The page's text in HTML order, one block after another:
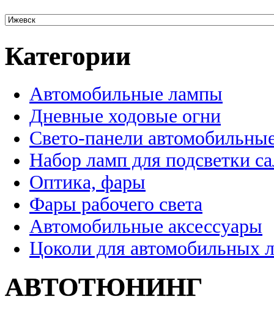
Категории
Автомобильные лампы
Дневные ходовые огни
Свето-панели
Набор ламп для подсветки
Оптика, фары
Фары рабочего света
Автомобильные аксессуары
Цоколи для автомобильных
АВТОТЮНИНГ